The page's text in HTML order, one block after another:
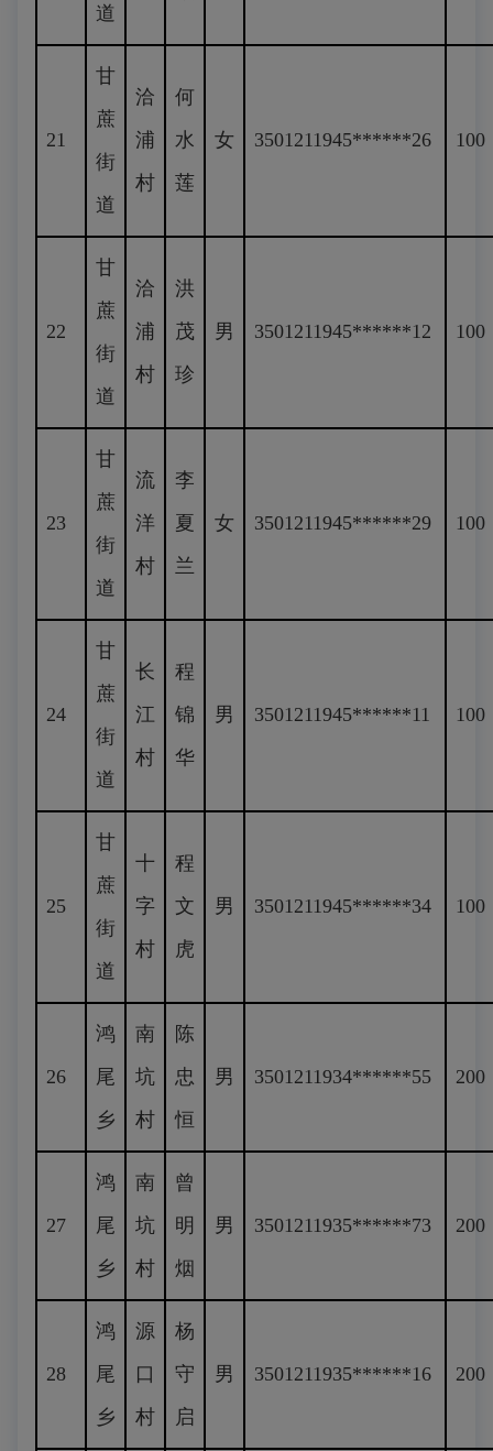
道
21
甘
蔗
街
道
洽
浦
村
何
水
莲
女 3501211945******26 100
22
甘
蔗
街
道
洽
浦
村
洪
茂
珍
男 3501211945******12 100
23
甘
蔗
街
道
流
洋
村
李
夏
兰
女 3501211945******29 100
24
甘
蔗
街
道
长
江
村
程
锦
华
男 3501211945******11 100
25
甘
蔗
街
道
十
字
村
程
文
虎
男 3501211945******34 100
26
鸿
尾
乡
南
坑
村
陈
忠
恒
男 3501211934******55 200
27
鸿
尾
乡
南
坑
村
曾
明
烟
男 3501211935******73 200
28
鸿
尾
乡
源
口
村
杨
守
启
男 3501211935******16 200